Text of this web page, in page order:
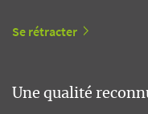
Se rétracter
Une qualité